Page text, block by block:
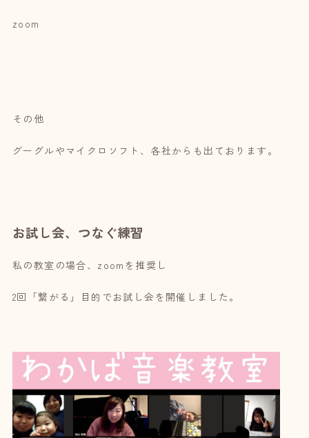
zoom
その他
グーグルやマイクロソフト、各社からも出ております。
お試し会、つなぐ練習
私の教室の場合、zoomを推奨し
2回「繋がる」目的でお試し会を開催しました。